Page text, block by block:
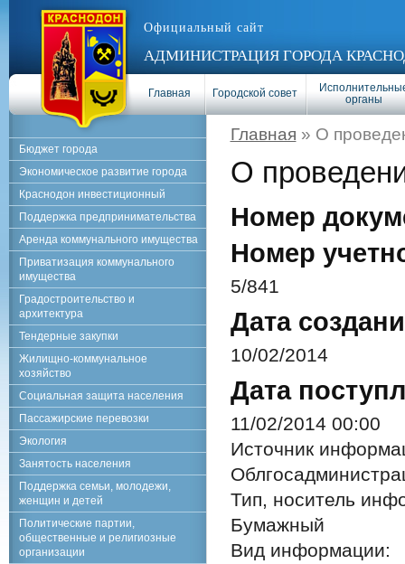
Официальный сайт
АДМИНИСТРАЦИЯ ГОРОДА
Главная Городской совет
органы
Главная » О
О
Номер
Номер
5/841
Дата
10/02/2014
Дата
11/02/2014 00:00
Источник
Тип, носитель
Бумажный
Вид информации:
Бюджет города
Экономическое развитие города
Краснодон инвестиционный
Поддержка предпринимательства
Аренда коммунального имущества
Приватизация коммунального
имущества
Градостроительство и
архитектура
Тендерные закупки
Жилищно-коммунальное
хозяйство
Социальная защита населения
Пассажирские перевозки
Экология
Занятость населения
Поддержка семьи, молодежи,
женщин и детей
Политические партии,
общественные и религиозные
организации